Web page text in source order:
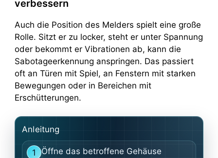
verbessern
Auch die Position des Melders spielt eine große
Rolle. Sitzt er zu locker, steht er unter Spannung
oder bekommt er Vibrationen ab, kann die
Sabotageerkennung anspringen. Das passiert
oft an Türen mit Spiel, an Fenstern mit starken
Bewegungen oder in Bereichen mit
Erschütterungen.
Anleitung
1 Öffne das betroffene Gehäuse